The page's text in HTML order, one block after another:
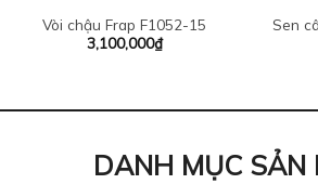
Vòi chậu Frap F1052-15
3,100,000₫
Sen
DANH MỤC SẢN